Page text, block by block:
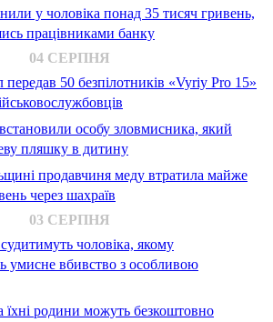
у чоловіка понад 35 тисяч гривень,
працівниками банку
04 СЕРПНЯ
передав 50 безпілотників «Vyriy Pro 15»
особу зловмисника, який
пляшку в дитину
продавчиня меду втратила майже
через шахраїв
03 СЕРПНЯ
чоловіка, якому
умисне вбивство з особливою
їхні родини можуть безкоштовно